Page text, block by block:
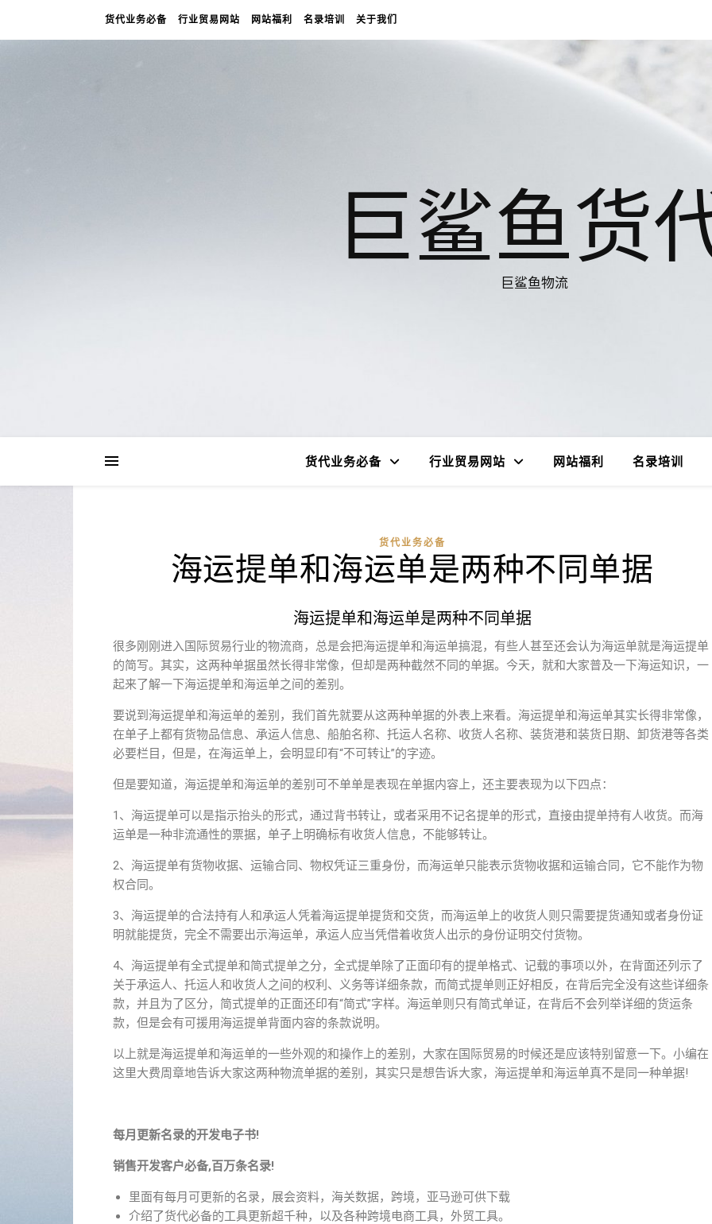
货代业务必备 行业贸易网站 网站福利 名录培训 关于我们
巨鲨鱼货
巨鲨鱼物流
货代业务必备 行业贸易网站 网站福利 名录培训
货代业务必备
海运提单和海运单是两种不同单据
海运提单和海运单是两种不同单据
很多刚刚进入国际贸易行业的物流商，总是会把海运提单和海运单搞混，有些人甚至还会认为海运单就是海运提单
的简写。其实，这两种单据虽然长得非常像，但却是两种截然不同的单据。今天，就和大家普及一下海运知识，一
起来了解一下海运提单和海运单之间的差别。
要说到海运提单和海运单的差别，我们首先就要从这两种单据的外表上来看。海运提单和海运单其实长得非常像，
在单子上都有货物品信息、承运人信息、船舶名称、托运人名称、收货人名称、装货港和装货日期、卸货港等各类
必要栏目，但是，在海运单上，会明显印有“不可转让”的字迹。
但是要知道，海运提单和海运单的差别可不单单是表现在单据内容上，还主要表现为以下四点：
1、海运提单可以是指示抬头的形式，通过背书转让，或者采用不记名提单的形式，直接由提单持有人收货。而海
运单是一种非流通性的票据，单子上明确标有收货人信息，不能够转让。
2、海运提单有货物收据、运输合同、物权凭证三重身份，而海运单只能表示货物收据和运输合同，它不能作为物
权合同。
3、海运提单的合法持有人和承运人凭着海运提单提货和交货，而海运单上的收货人则只需要提货通知或者身份证
明就能提货，完全不需要出示海运单，承运人应当凭借着收货人出示的身份证明交付货物。
4、海运提单有全式提单和简式提单之分，全式提单除了正面印有的提单格式、记载的事项以外，在背面还列示了
关于承运人、托运人和收货人之间的权利、义务等详细条款，而简式提单则正好相反，在背后完全没有这些详细条
款，并且为了区分，简式提单的正面还印有“简式”字样。海运单则只有简式单证，在背后不会列举详细的货运条
款，但是会有可援用海运提单背面内容的条款说明。
以上就是海运提单和海运单的一些外观的和操作上的差别，大家在国际贸易的时候还是应该特别留意一下。小编在
这里大费周章地告诉大家这两种物流单据的差别，其实只是想告诉大家，海运提单和海运单真不是同一种单据!
每月更新名录的开发电子书!
销售开发客户必备,百万条名录!
里面有每月可更新的名录，展会资料，海关数据，跨境，亚马逊可供下载
介绍了货代必备的工具更新超千种，以及各种跨境电商工具，外贸工具。